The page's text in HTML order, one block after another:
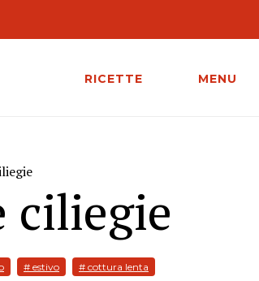
RICETTE MENU
ciliegie
# estivo # cottura lenta